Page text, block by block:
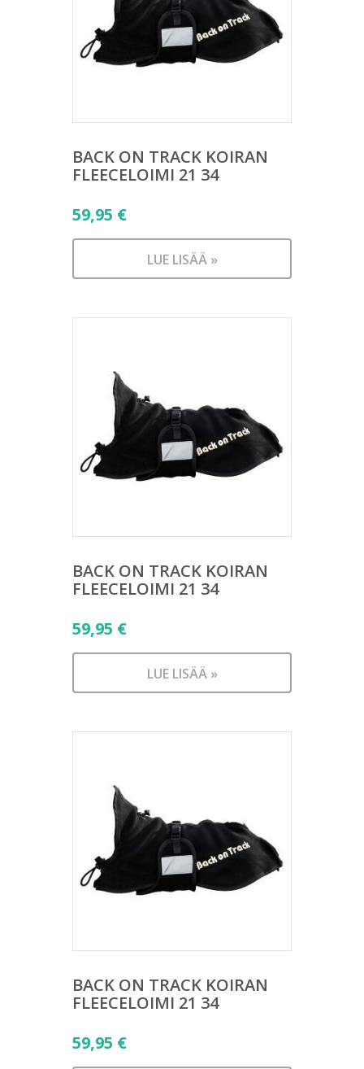
BACK ON TRACK KOIRAN
FLEECELOIMI 21 34
59,95 €
LUE LISÄÄ »
BACK ON TRACK KOIRAN
FLEECELOIMI 21 34
59,95 €
LUE LISÄÄ »
BACK ON TRACK KOIRAN
FLEECELOIMI 21 34
59,95 €